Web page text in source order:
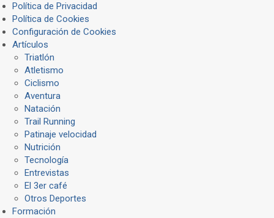
Política de Privacidad
Política de Cookies
Configuración de Cookies
Artículos
Triatlón
Atletismo
Ciclismo
Aventura
Natación
Trail Running
Patinaje velocidad
Nutrición
Tecnología
Entrevistas
El 3er café
Otros Deportes
Formación